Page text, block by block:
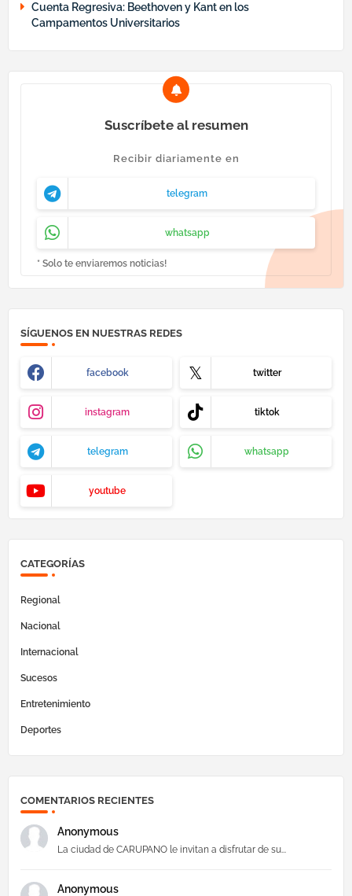
Cuenta Regresiva: Beethoven y Kant en los
Campamentos Universitarios
Suscríbete al resumen
Recibir diariamente en
telegram
whatsapp
* Solo te enviaremos noticias!
SÍGUENOS EN NUESTRAS REDES
facebook twitter
instagram tiktok
telegram whatsapp
youtube
CATEGORÍAS
Regional
Nacional
Internacional
Sucesos
Entretenimiento
Deportes
COMENTARIOS RECIENTES
Anonymous
La ciudad de CARUPANO le invitan a disfrutar de su...
Anonymous